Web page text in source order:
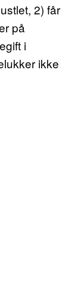
2) får
på
i
ikke